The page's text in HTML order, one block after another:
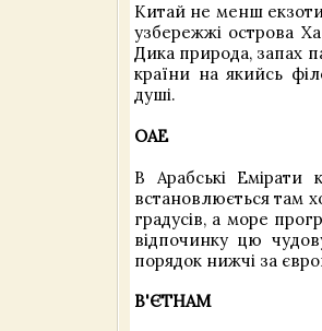
Китай не менш
узбережжі острова
Дика природа, запах
країни на якийсь
душі.
ОАЕ
В Арабські Емірати
встановлюється там
градусів, а море
відпочинку цю
порядок нижчі за
В'ЄТНАМ